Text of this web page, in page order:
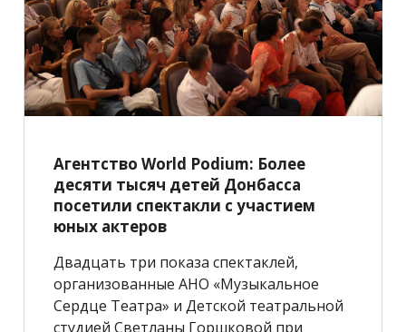
Агентство World Podium: Более
десяти тысяч детей Донбасса
посетили спектакли с участием
юных актеров
Двадцать три показа спектаклей,
организованные АНО «Музыкальное
Сердце Театра» и Детской театральной
студией Светланы Горшковой при